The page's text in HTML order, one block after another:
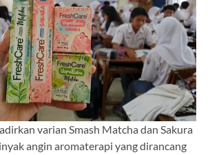
varian Smash Matcha dan Sakura
angin aromaterapi yang dirancang